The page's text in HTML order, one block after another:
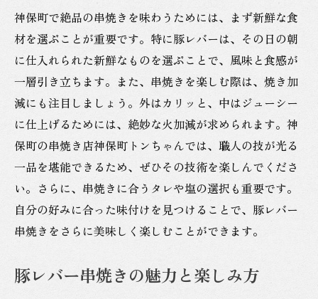
串焼きの名店で味わう豚レバーの魅力
神田で味わう串焼きの至福のひととき
豚レバー串焼きの美味しさを再発見
神田神保町の豚レバー串焼きに舌鼓を打つ
豚レバー串焼きの絶品を神保町で堪能
神保町で味わう串焼きの本格派
豚レバーの旨味を神保町で体験
串焼きの新たな楽しみ方を神田で発見
神保町の串焼き店で味わう極上の一串
豚レバー串焼きの魅力を神保町で実感
神保町で楽しむ豚レバーの新たな魅力
神保町で絶品の串焼きを味わうためには、まず新鮮な食
材を選ぶことが重要です。特に豚レバーは、その日の朝
に仕入れられた新鮮なものを選ぶことで、風味と食感が
一層引き立ちます。また、串焼きを楽しむ際は、焼き加
減にも注目しましょう。外はカリッと、中はジューシー
に仕上げるためには、絶妙な火加減が求められます。神
保町の串焼き店神保町トンちゃんでは、職人の技が光る
一品を堪能できるため、ぜひその技術を楽しんでくださ
い。さらに、串焼きに合うタレや塩の選択も重要です。
自分の好みに合った味付けを見つけることで、豚レバー
串焼きをさらに美味しく楽しむことができます。
豚レバー串焼きの魅力と楽しみ方